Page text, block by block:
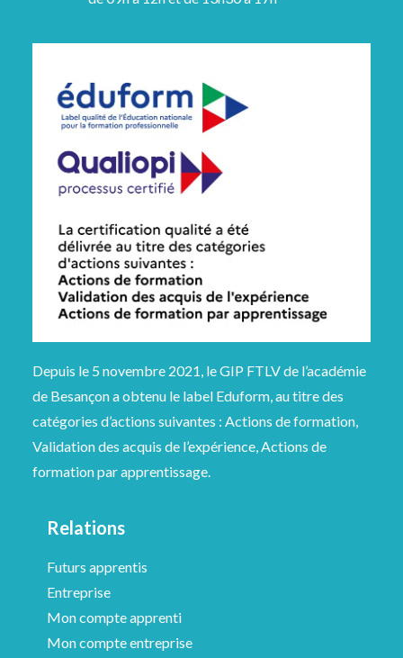
Depuis le 5 novembre 2021, le GIP FTLV de l’académie
de Besançon a obtenu le label Eduform, au titre des
catégories d’actions suivantes : Actions de formation,
Validation des acquis de l’expérience, Actions de
formation par apprentissage.
Relations
Futurs apprentis
Entreprise
Mon compte apprenti
Mon compte entreprise